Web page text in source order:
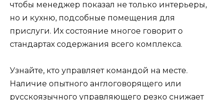
чтобы менеджер показал не только интерьеры,
но и кухню, подсобные помещения для
прислуги. Их состояние многое говорит о
стандартах содержания всего комплекса.
Узнайте, кто управляет командой на месте.
Наличие опытного англоговорящего или
русскоязычного управляющего резко снижает